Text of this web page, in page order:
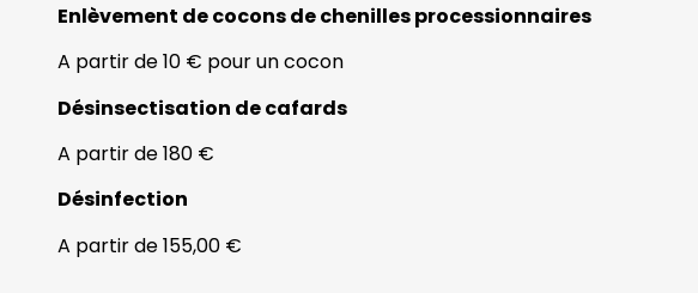
Enlèvement de cocons de chenilles processionnaires
A partir de 10 € pour un cocon
Désinsectisation de cafards
A partir de 180 €
Désinfection
A partir de 155,00 €